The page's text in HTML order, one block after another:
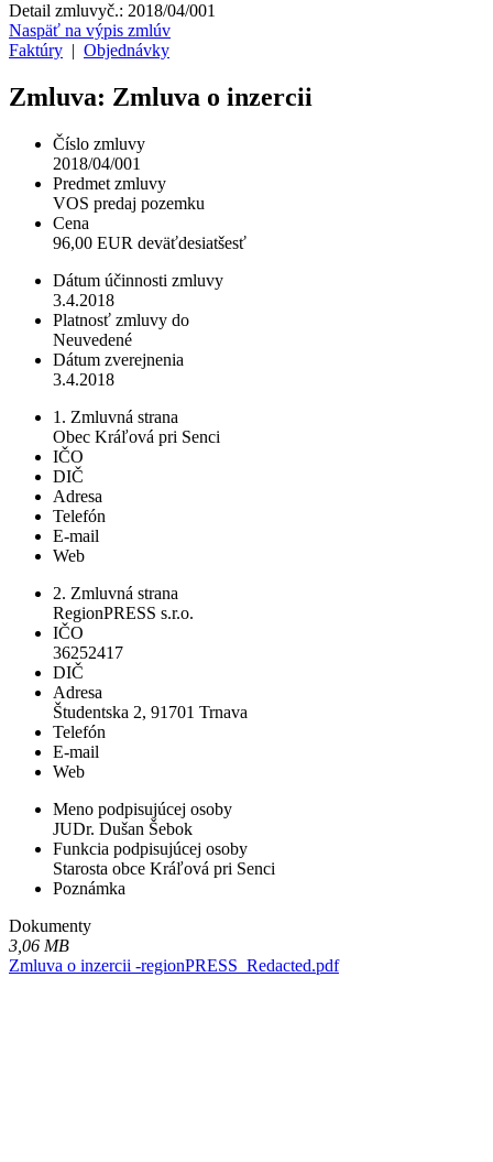
Detail zmluvyč.: 2018/04/001
Naspäť na výpis zmlúv
Faktúry
Objednávky
Zmluva: Zmluva o inzercii
Číslo zmluvy
2018/04/001
Predmet zmluvy
VOS predaj pozemku
Cena
96,00 EUR deväťdesiatšesť
Dátum účinnosti zmluvy
3.4.2018
Platnosť zmluvy do
Neuvedené
Dátum zverejnenia
3.4.2018
1. Zmluvná strana
Obec Kráľová pri Senci
IČO
DIČ
Adresa
Telefón
E-mail
Web
2. Zmluvná strana
RegionPRESS s.r.o.
IČO
36252417
DIČ
Adresa
Študentska 2, 91701 Trnava
Telefón
E-mail
Web
Meno podpisujúcej osoby
JUDr. Dušan Šebok
Funkcia podpisujúcej osoby
Starosta obce Kráľová pri Senci
Poznámka
Dokumenty
3,06 MB
Zmluva o inzercii -regionPRESS_Redacted.pdf